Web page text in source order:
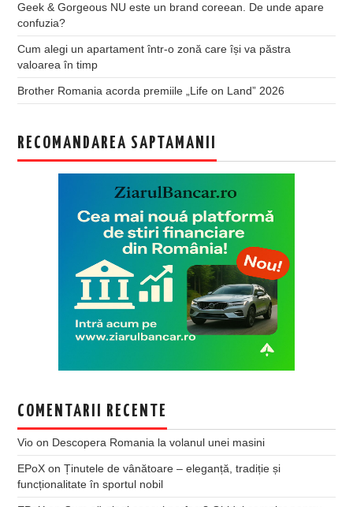
Geek & Gorgeous NU este un brand coreean. De unde apare
confuzia?
Cum alegi un apartament într-o zonă care își va păstra
valoarea în timp
Brother Romania acorda premiile „Life on Land” 2026
RECOMANDAREA SAPTAMANII
COMENTARII RECENTE
Vio on Descopera Romania la volanul unei masini
EPoX onȚinutele de vânătoare – eleganță, tradiție și
funcționalitate în sportul nobil